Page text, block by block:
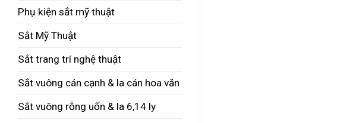
Phụ kiện sắt mỹ thuật
Sắt Mỹ Thuật
Sắt trang trí nghệ thuật
Sắt vuông cán cạnh & la cán hoa văn
Sắt vuông rỗng uốn & la 6,14 ly